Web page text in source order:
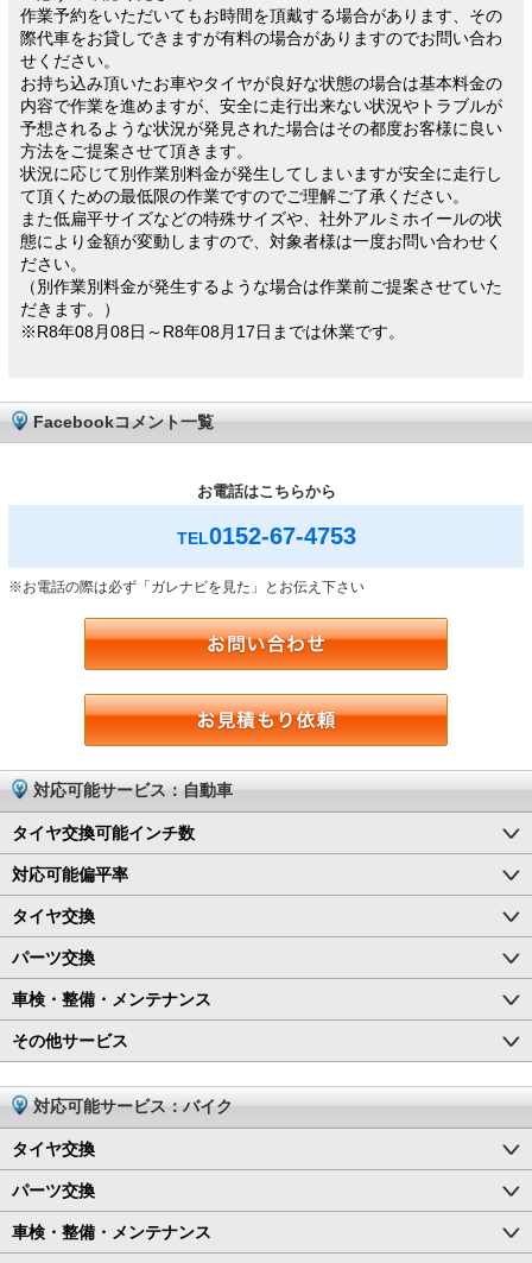
作業予約をいただいてもお時間を頂戴する場合があります、その
際代車をお貸しできますが有料の場合がありますのでお問い合わ
せください。
お持ち込み頂いたお車やタイヤが良好な状態の場合は基本料金の
内容で作業を進めますが、安全に走行出来ない状況やトラブルが
予想されるような状況が発見された場合はその都度お客様に良い
方法をご提案させて頂きます。
状況に応じて別作業別料金が発生してしまいますが安全に走行し
て頂くための最低限の作業ですのでご理解ご了承ください。
また低扁平サイズなどの特殊サイズや、社外アルミホイールの状
態により金額が変動しますので、対象者様は一度お問い合わせく
ださい。
（別作業別料金が発生するような場合は作業前ご提案させていた
だきます。）
※R8年08月08日～R8年08月17日までは休業です。
Facebookコメント一覧
お電話はこちらから
TEL0152-67-4753
※お電話の際は必ず「ガレナビを見た」とお伝え下さい
対応可能サービス：自動車
タイヤ交換可能インチ数
対応可能偏平率
タイヤ交換
パーツ交換
車検・整備・メンテナンス
その他サービス
対応可能サービス：バイク
タイヤ交換
パーツ交換
車検・整備・メンテナンス